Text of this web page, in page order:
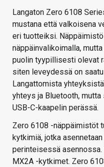
Langaton Zero 6108
mustana että valkoisena
eri tuotteiksi.
näppäinvalikoimalla,
puolin tyypillisesti olevat
siten leveydessä on
Langattomista
yhteys ja Bluetooth,
USB-C-kaapelin perässä.
Zero 6108 -näppäimistöt
kytkimiä, jotka
perinteisessä asennossa.
MX2A -kytkimet. Zero